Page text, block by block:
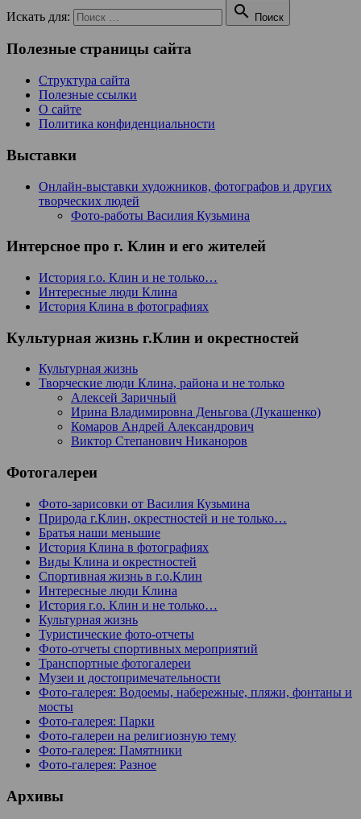
Искать для:  Поиск
Полезные страницы сайта
Структура сайта
Полезные ссылки
О сайте
Политика конфиденциальности
Выставки
Онлайн-выставки художников, фотографов и других
творческих людей
Фото-работы Василия Кузьмина
Интерсное про г. Клин и его жителей
История г.о. Клин и не только…
Интересные люди Клина
История Клина в фотографиях
Культурная жизнь г.Клин и окрестностей
Культурная жизнь
Творческие люди Клина, района и не только
Алексей Заричный
Ирина Владимировна Деньгова (Лукашенко)
Комаров Андрей Александрович
Виктор Степанович Никаноров
Фотогалереи
Фото-зарисовки от Василия Кузьмина
Природа г.Клин, окрестностей и не только…
Братья наши меньшие
История Клина в фотографиях
Виды Клина и окрестностей
Спортивная жизнь в г.о.Клин
Интересные люди Клина
История г.о. Клин и не только…
Культурная жизнь
Туристические фото-отчеты
Фото-отчеты спортивных мероприятий
Транспортные фотогалереи
Музеи и достопримечательности
Фото-галерея: Водоемы, набережные, пляжи, фонтаны и
мосты
Фото-галерея: Парки
Фото-галереи на религиозную тему
Фото-галерея: Памятники
Фото-галерея: Разное
Архивы